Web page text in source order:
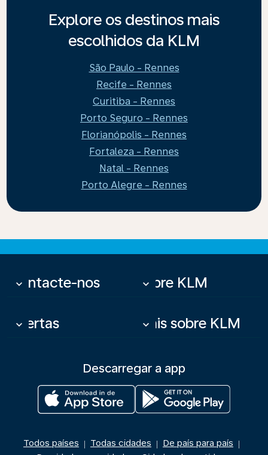
Explore os destinos mais
escolhidos da KLM
São Paulo - Rennes
Recife - Rennes
Curitiba - Rennes
Porto Seguro - Rennes
Florianópolis - Rennes
Fortaleza - Rennes
Natal - Rennes
Porto Alegre - Rennes
Contacte-nos
keyboard_arrow_down Sobre KLM
keyboard_arrow_down
Ofertas
keyboard_arrow_down Mais sobre KLM
keyboard_arrow_down
Descarregar a app
Todos países | Todas cidades | De país para país |